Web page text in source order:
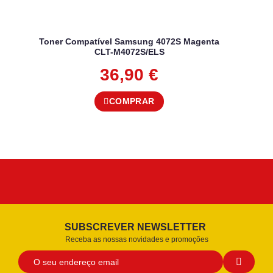
Toner Compatível Samsung 4072S Magenta
CLT-M4072S/ELS
36,90 €
COMPRAR
SUBSCREVER NEWSLETTER
Receba as nossas novidades e promoções